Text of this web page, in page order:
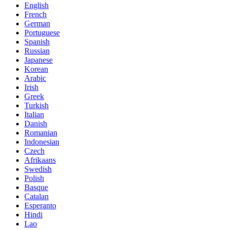
English
French
German
Portuguese
Spanish
Russian
Japanese
Korean
Arabic
Irish
Greek
Turkish
Italian
Danish
Romanian
Indonesian
Czech
Afrikaans
Swedish
Polish
Basque
Catalan
Esperanto
Hindi
Lao